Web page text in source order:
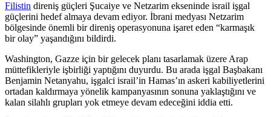
Filistin direniş güçleri Şucaiye ve Netzarim ekseninde israil işgal
güçlerini hedef almaya devam ediyor. İbrani medyası Netzarim
bölgesinde önemli bir direniş operasyonuna işaret eden “karmaşık
bir olay” yaşandığını bildirdi.
Washington, Gazze için bir gelecek planı tasarlamak üzere Arap
müttefikleriyle işbirliği yaptığını duyurdu. Bu arada işgal Başbakanı
Benjamin Netanyahu, işgalci israil’in Hamas’ın askeri kabiliyetlerini
ortadan kaldırmaya yönelik kampanyasının sonuna yaklaştığını ve
kalan silahlı grupları yok etmeye devam edeceğini iddia etti.